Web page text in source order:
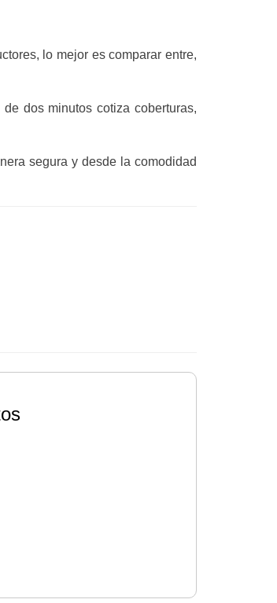
lo mejor es comparar entre,
dos minutos cotiza coberturas,
segura y desde la comodidad